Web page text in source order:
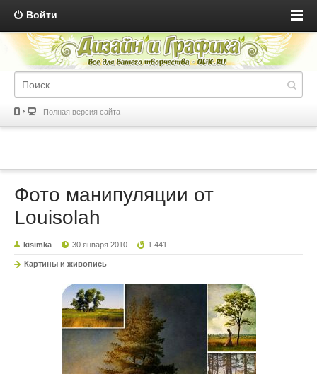
Войти
Полная версия сайта
Фото манипуляции от
Louisolah
kisimka 30 января 2010 1 441
Картины и живопись